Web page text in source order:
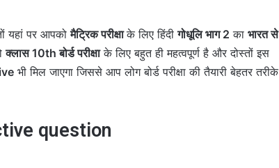
यहां पर आपकोमैट्रिक परीक्षाके लिए हिंदीगोधूलि भाग 2 का भारत से
क्लास 10th बोर्ड परीक्षाके लिए बहुत ही महत्वपूर्ण है और दोस्तों इस
भी मिल जाएगा जिससे आप लोग बोर्ड परीक्षा की तैयारी बेहतर तरीके
question